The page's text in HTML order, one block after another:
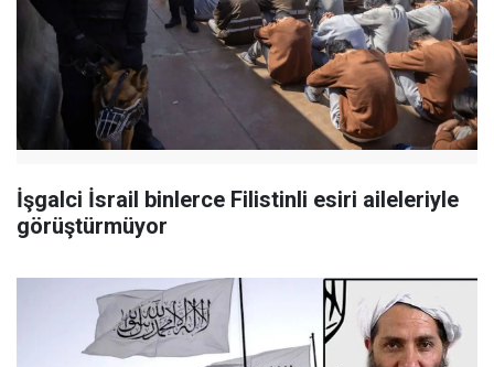
İşgalci İsrail binlerce Filistinli esiri aileleriyle
görüştürmüyor